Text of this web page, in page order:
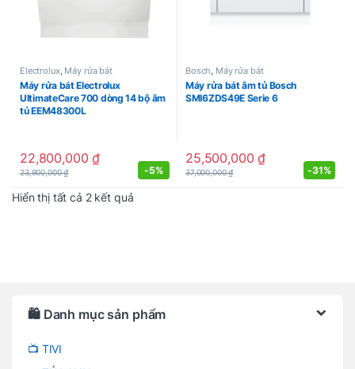
Electrolux Máy rửa bát
Máy rửa bát Electrolux
UltimateCare 700 dòng 14 bộ âm
tủ EEM48300L
22,800,000₫
23,900,000₫ -5%
Bosch Máy rửa bát
Máy rửa bát âm tủ Bosch
SMI6ZDS49E Serie 6
25,500,000₫
37,000,000₫ -31%
Hiển thị tất cả 2 kết quảĐược sắp xếp theo mới nhất
🛍️ Danh mục sản phẩm
📺 TIVI